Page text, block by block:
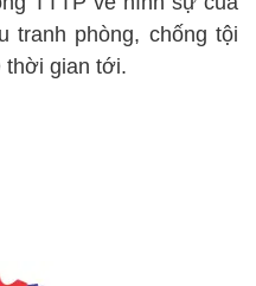
tranh phòng, chống tội
thời gian tới.